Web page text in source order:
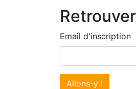
Email d'inscription
Allons-y !